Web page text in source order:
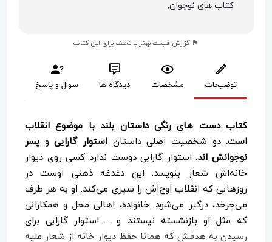
کتاب های نوجوان,
گزارش قیمت بهتر یا تخلف برای این کتاب
توضیحات مشخصات دیدگاه ها سوال و پاسخ
کتاب دست های رنگی داستان بلند با موضوع انقلاب
است.دو شخصیت اصلی داستان استوار گاراییو پسر
نوجوانش اند. استوار گارابی دوست ندارد کسی روی دیوار
خانه‌اش شعار بنویسد. این دغدغه ذهنی اوست در
روزهایی که انقلاب اوج‌اش را سپری می‌کند. او به هر طرف
می‌چرخد، درگیر می‌شود. خانواده، اهالی محل و همکارانی
که مثل او بازنشسته نیستند و ... استوار گارابی برای
رسیدن به هدفش که همانا حفظ دیوار خانه از شعار علیه